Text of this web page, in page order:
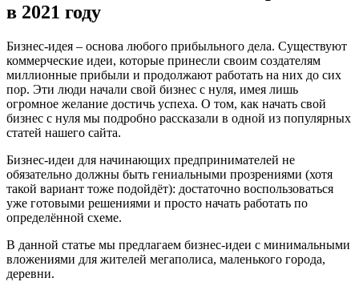
в 2021 году
Бизнес-идея – основа любого прибыльного дела. Существуют
коммерческие идеи, которые принесли своим создателям
миллионные прибыли и продолжают работать на них до сих
пор. Эти люди начали свой бизнес с нуля, имея лишь
огромное желание достичь успеха. О том, как начать свой
бизнес с нуля мы подробно рассказали в одной из популярных
статей нашего сайта.
Бизнес-идеи для начинающих предпринимателей не
обязательно должны быть гениальными прозрениями (хотя
такой вариант тоже подойдёт): достаточно воспользоваться
уже готовыми решениями и просто начать работать по
определённой схеме.
В данной статье мы предлагаем бизнес-идеи с минимальными
вложениями для жителей мегаполиса, маленького города,
деревни.